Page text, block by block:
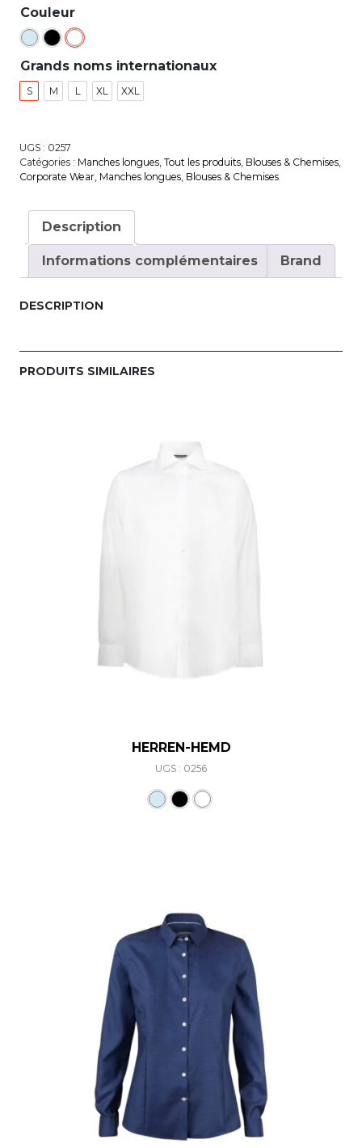
Couleur
Grands noms internationaux
S M L XL XXL
UGS : 0257
Catégories : Manches longues, Tout les produits, Blouses & Chemises,
Corporate Wear, Manches longues, Blouses & Chemises
Description
Informations complémentaires Brand
DESCRIPTION
PRODUITS SIMILAIRES
HERREN-HEMD
UGS : 0256